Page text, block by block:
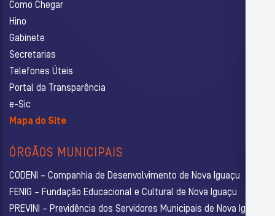
Como Chegar
Hino
Gabinete
Secretarias
Telefones Úteis
Portal da Transparência
e-Sic
Mapa do Site
ÓRGÃOS MUNICIPAIS
CODENI – Companhia de Desenvolvimento de Nova Iguaçu
FENIG – Fundação Educacional e Cultural de Nova Iguaçu
PREVINI – Previdência dos Servidores Municipais de Nova Iguaçu